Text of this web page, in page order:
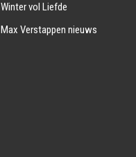
Winter vol Liefde
Max Verstappen nieuws